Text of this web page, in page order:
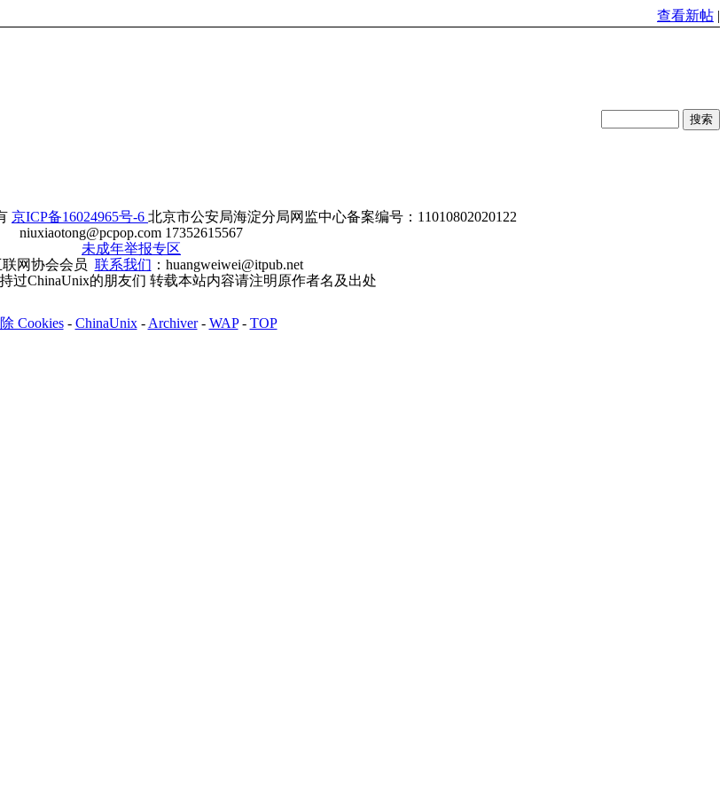
查看新帖 |
京ICP备16024965号-6 北京市公安局海淀分局网监中心备案编号：11010802020122
niuxiaotong@pcpop.com 17352615567
未成年举报专区
网协会会员 联系我们 ：huangweiwei@itpub.net
过ChinaUnix的朋友们 转载本站内容请注明原作者名及出处
Cookies- ChinaUnix- Archiver- WAP- TOP